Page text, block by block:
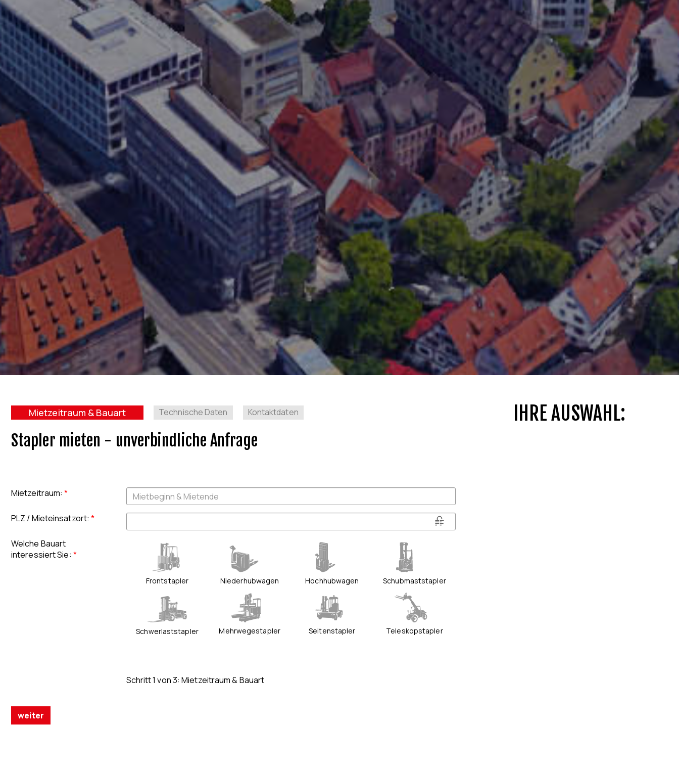
IHRE AUSWAHL:
Mietzeitraum & Bauart Technische Daten Kontaktdaten
Stapler mieten - unverbindliche Anfrage
Mietzeitraum: *
PLZ / Mieteinsatzort: *
Welche Bauart
interessiert Sie: *
Frontstapler Niederhubwagen Hochhubwagen Schubmaststapler
Schwerlaststapler Mehrwegestapler Seitenstapler Teleskopstapler
Schritt 1 von 3: Mietzeitraum & Bauart
weiter